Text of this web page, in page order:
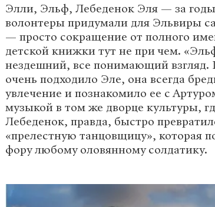
Элли, Эльф, Лебеденок Эля — за годы
волонтеры придумали для Эльвиры
— просто сокращение от полного
детской книжки тут не при чем.
нездешний, все понимающий взгляд.
очень подходило Эле, она всегда
увлечение и познакомило ее с
музыкой в том же дворце культуры,
Лебеденок, правда, быстро
«прелестную танцовщицу», которая
фору любому оловянному солдатику.